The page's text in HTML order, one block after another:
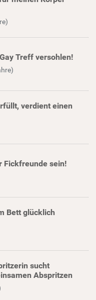
Treff versohlen!
verdient einen
Fickfreunde sein!
Bett glücklich
sucht
Abspritzen